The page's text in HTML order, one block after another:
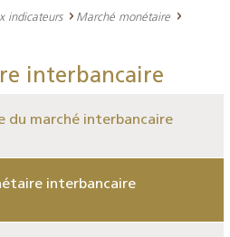
indicateurs
Marché monétaire
interbancaire
du marché interbancaire
interbancaire